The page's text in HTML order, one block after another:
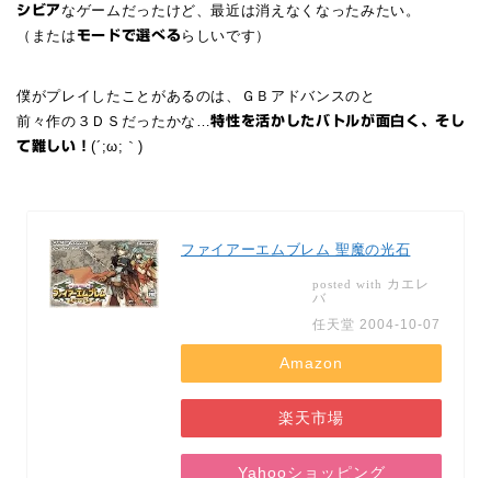
シビア なゲームだったけど、最近は消えなくなったみたい。
（または モードで選べる らしいです）
僕がプレイしたことがあるのは、ＧＢアドバンスのと
前々作の３ＤＳだったかな…特性を活かしたバトルが面白く、そし
て難しい！(´;ω;｀)
ファイアーエムブレム 聖魔の光石
posted with カエレ
バ
任天堂 2004-10-07
Amazon
楽天市場
Yahooショッピング